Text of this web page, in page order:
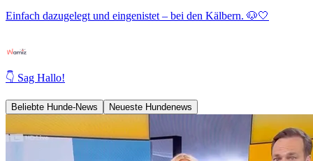
Einfach dazugelegt und eingenistet – bei den Kälbern. 🐶🤍
👇 Sag Hallo!
Beliebte Hunde-News Neueste Hundenews